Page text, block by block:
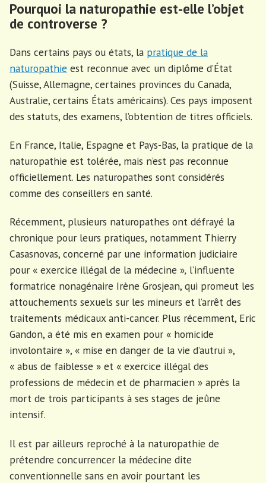
Pourquoi la naturopathie est-elle l’objet
de controverse ?
Dans certains pays ou états, la pratique de la
naturopathie est reconnue avec un diplôme d’État
(Suisse, Allemagne, certaines provinces du Canada,
Australie, certains États américains). Ces pays imposent
des statuts, des examens, l’obtention de titres officiels.
En France, Italie, Espagne et Pays-Bas, la pratique de la
naturopathie est tolérée, mais n’est pas reconnue
officiellement. Les naturopathes sont considérés
comme des conseillers en santé.
Récemment, plusieurs naturopathes ont défrayé la
chronique pour leurs pratiques, notamment Thierry
Casasnovas, concerné par une information judiciaire
pour « exercice illégal de la médecine », l’influente
formatrice nonagénaire Irène Grosjean, qui promeut les
attouchements sexuels sur les mineurs et l’arrêt des
traitements médicaux anti-cancer. Plus récemment, Eric
Gandon, a été mis en examen pour « homicide
involontaire », « mise en danger de la vie d’autrui »,
« abus de faiblesse » et « exercice illégal des
professions de médecin et de pharmacien » après la
mort de trois participants à ses stages de jeûne
intensif.
Il est par ailleurs reproché à la naturopathie de
prétendre concurrencer la médecine dite
conventionnelle sans en avoir pourtant les